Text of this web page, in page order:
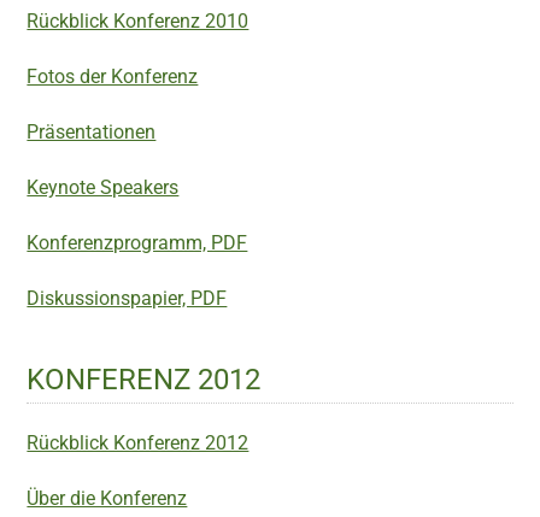
Rückblick Konferenz 2010
Fotos der Konferenz
Präsentationen
Keynote Speakers
Konferenzprogramm, PDF
Diskussionspapier, PDF
KONFERENZ 2012
Rückblick Konferenz 2012
Über die Konferenz